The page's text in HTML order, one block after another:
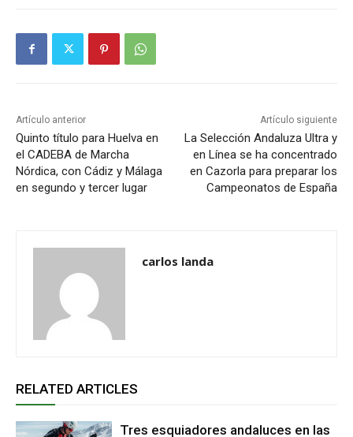
Artículo anterior
Quinto título para Huelva en
el CADEBA de Marcha
Nórdica, con Cádiz y Málaga
en segundo y tercer lugar
Artículo siguiente
La Selección Andaluza Ultra y
en Línea se ha concentrado
en Cazorla para preparar los
Campeonatos de España
carlos landa
RELATED ARTICLES
Tres esquiadores andaluces en las